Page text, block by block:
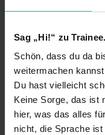
Sag „Hi!“ zu
Schön, dass du da
weitermachen
Du hast vielleicht
Keine Sorge, das ist
hier, was das alles
nicht, die Sprache
nicht möglich.
Das Wichtigste
Das
Monate und ist
in Grafschaft
Trainee-